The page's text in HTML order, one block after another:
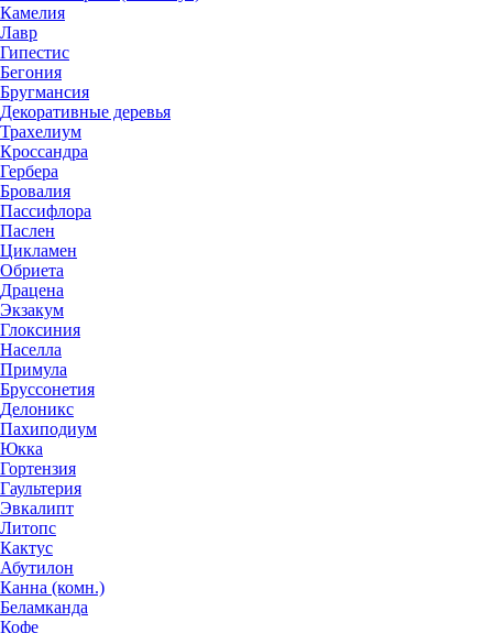
Камелия
Лавр
Гипестис
Бегония
Бругмансия
Декоративные деревья
Трахелиум
Кроссандра
Гербера
Бровалия
Пассифлора
Паслен
Цикламен
Обриета
Драцена
Экзакум
Глоксиния
Населла
Примула
Бруссонетия
Делоникс
Пахиподиум
Юкка
Гортензия
Гаультерия
Эвкалипт
Литопс
Кактус
Абутилон
Канна (комн.)
Беламканда
Кофе